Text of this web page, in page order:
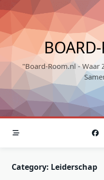
Skip
to
content
"Board-Room.nl - Waar
Category: Leiderschap